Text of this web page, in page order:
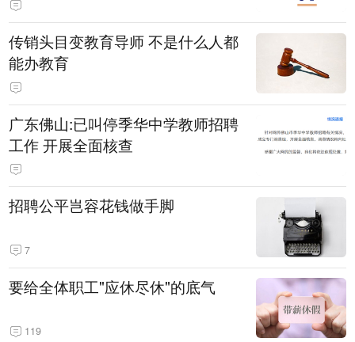
传销头目变教育导师 不是什么人都
能办教育
广东佛山:已叫停季华中学教师招聘
工作 开展全面核查
招聘公平岂容花钱做手脚
7
要给全体职工"应休尽休"的底气
119